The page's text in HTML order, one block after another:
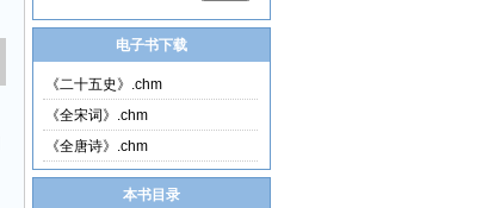
电子书下载
《二十五史》.chm
《全宋词》.chm
《全唐诗》.chm
本书目录